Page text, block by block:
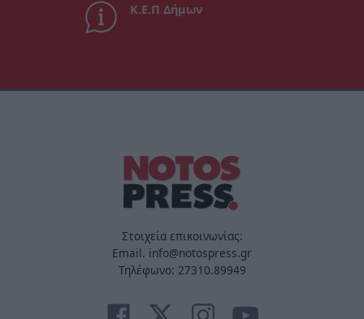
Κ.Ε.Π Δήμων
Στοιχεία επικοινωνίας:
Email. info@notospress.gr
Τηλέφωνο: 27310.89949